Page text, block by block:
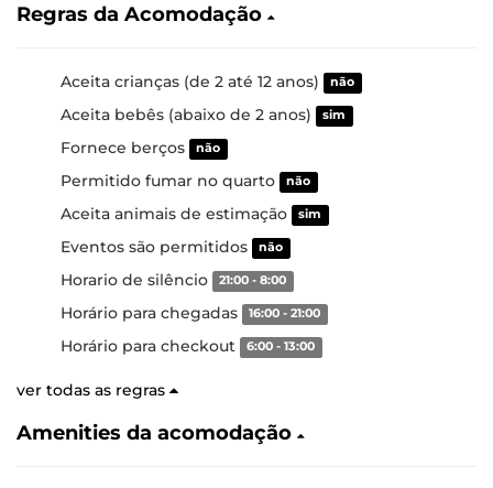
Regras da Acomodação
Aceita crianças (de 2 até 12 anos) não
Aceita bebês (abaixo de 2 anos) sim
Fornece berços não
Permitido fumar no quarto não
Aceita animais de estimação sim
Eventos são permitidos não
Horario de silêncio 21:00 - 8:00
Horário para chegadas 16:00 - 21:00
Horário para checkout 6:00 - 13:00
ver todas as regras
Amenities da acomodação